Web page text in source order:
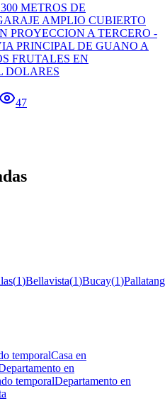
METROS DE
AMPLIO CUBIERTO
PROYECCION A TERCERO -
PRINCIPAL DE GUANO A
FRUTALES EN
DOLARES
47
(1)Bellavista(1)Bucay(1)
temporalCasa en
en
temporalDepartamento en